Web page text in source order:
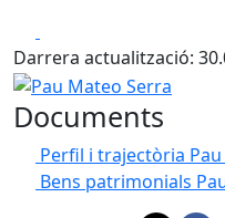
Darrera actualització:
Pau Mateo Serra
Documents
Perfil i trajectòria
Bens patrimonials